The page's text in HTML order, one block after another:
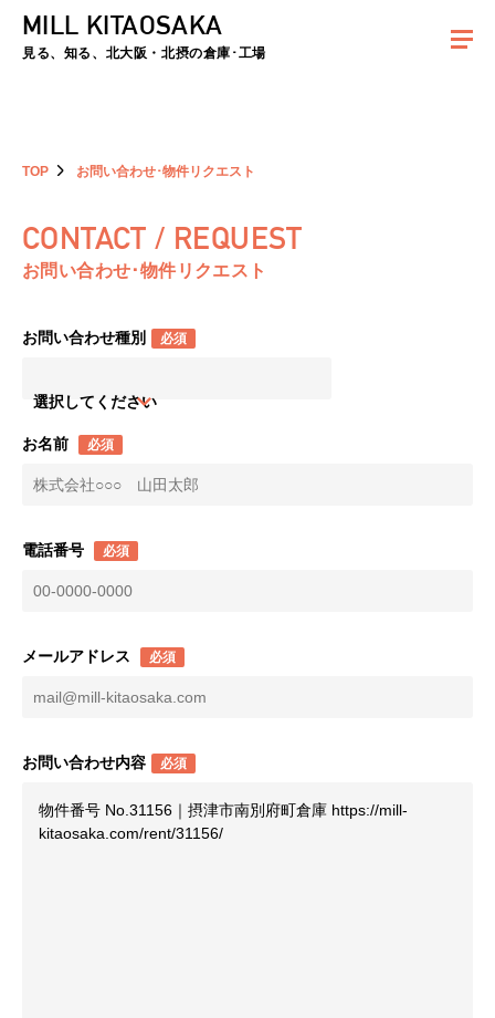
夏季休暇のお知らせ：2026年8月8日(土)～8月16日(日)まで休業とさせていた
MILL KITAOSAKA
見る、知る、北大阪・北摂の倉庫･工場
TOP お問い合わせ･物件リクエスト
CONTACT / REQUEST
お問い合わせ･物件リクエスト
お問い合わせ種別 必須
選択してください
お名前 必須
電話番号 必須
メールアドレス 必須
お問い合わせ内容 必須